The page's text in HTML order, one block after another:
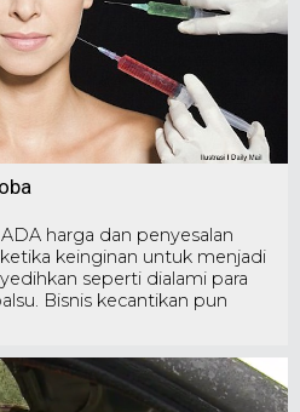
harga dan penyesalan
keinginan untuk menjadi
seperti dialami para
Bisnis kecantikan pun